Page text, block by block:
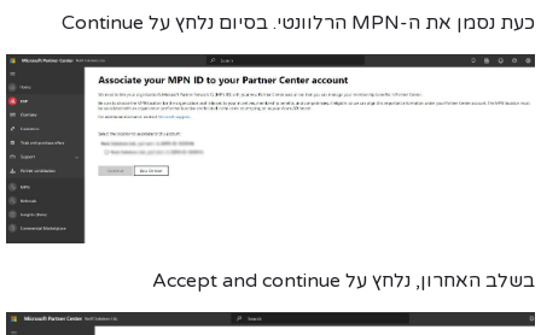
כעת נסמןאת ה-MPN הרלוונטי. בסיום נלחץ על Continue
בשלב האחרון, נלחץ על Accept and continue